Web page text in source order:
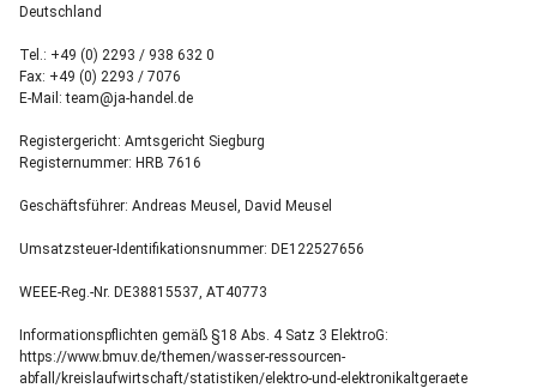
Deutschland
Tel.: +49 (0) 2293 / 938 632 0
Fax: +49 (0) 2293 / 7076
E-Mail: team@ja-handel.de
Registergericht: Amtsgericht Siegburg
Registernummer: HRB 7616
Geschäftsführer: Andreas Meusel, David Meusel
Umsatzsteuer-Identifikationsnummer: DE122527656
WEEE-Reg.-Nr. DE38815537, AT40773
Informationspflichten gemäß §18 Abs. 4 Satz 3 ElektroG:
https://www.bmuv.de/themen/wasser-ressourcen-
abfall/kreislaufwirtschaft/statistiken/elektro-und-elektronikaltgeraete